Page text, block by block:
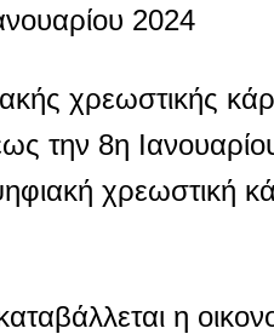
2024
χρεωστικής
την 8η
χρεωστική
η